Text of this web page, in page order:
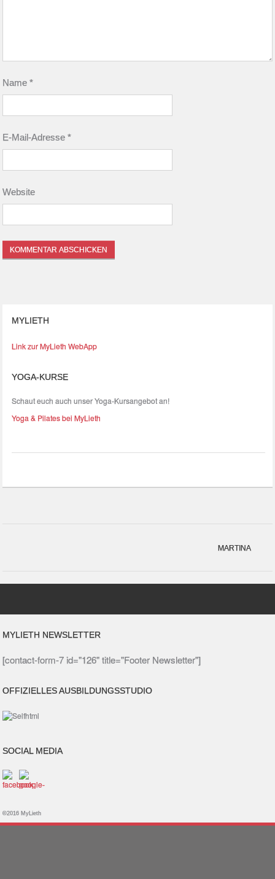
Name*
E-Mail-Adresse*
Website
MYLIETH
Link zur MyLieth WebApp
YOGA-KURSE
Schaut euch auch unser Yoga-Kursangebot an!
Yoga & Pilates bei MyLieth
MARTINA
MYLIETH NEWSLETTER
[contact-form-7 id="126" title="Footer Newsletter"]
OFFIZIELLES AUSBILDUNGSSTUDIO
SOCIAL MEDIA
©2016 MyLieth